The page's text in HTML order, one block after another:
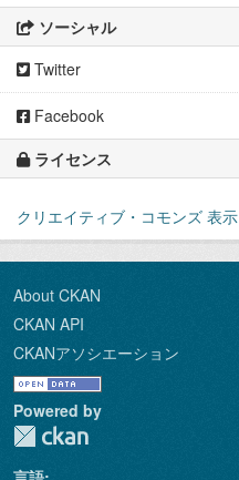
ソーシャル
Twitter
Facebook
ライセンス
クリエイティブ・コモンズ 表示
About CKAN
CKAN API
CKANアソシエーション
Powered by